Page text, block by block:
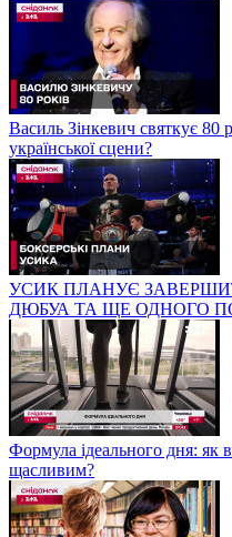
Василь Зінкевич святкує 80
української сцени?
УСИК ПЛАНУЄ
ДЮБУА ТА ЩЕ ОДНОГО
Формула ідеального дня: як
щасливим?